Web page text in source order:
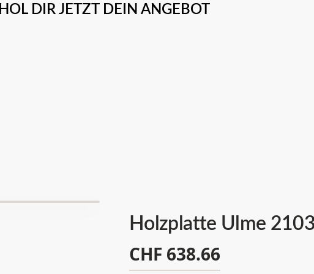
HOL DIR JETZT DEIN ANGEBOT
Holzplatte Ulme
CHF 638.66